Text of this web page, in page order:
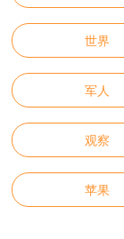
世界
军人
观察
苹果